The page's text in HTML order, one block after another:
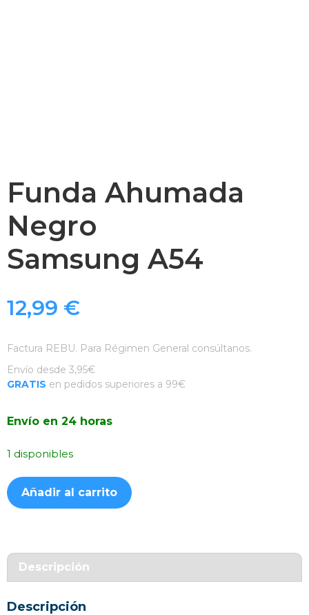
Funda Ahumada
Negro
Samsung A54
12,99 €
Factura REBU. Para Régimen General consúltanos.
Envío desde 3,95€
GRATIS en pedidos superiores a 99€
Envío en 24 horas
1 disponibles
Funda
Ahumada
A54
cantidad
Añadir al carrito
Descripción
Descripción